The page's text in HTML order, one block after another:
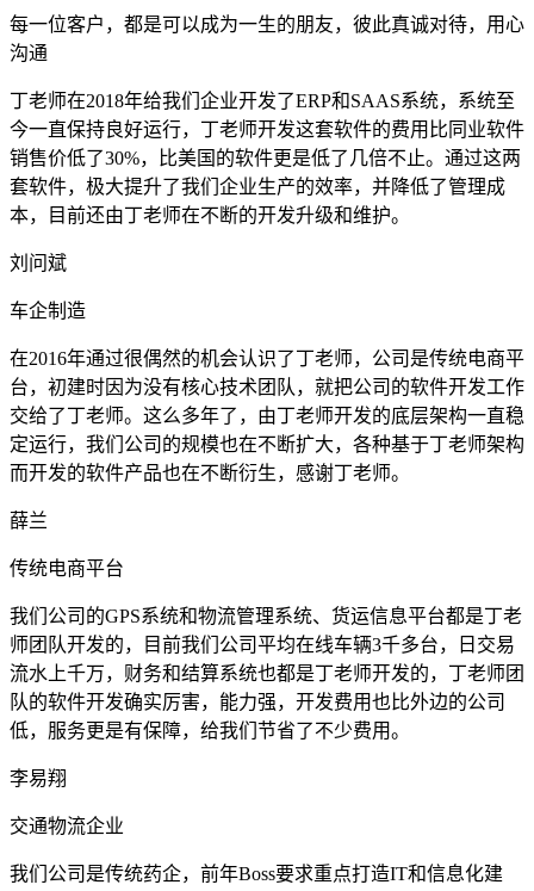
每一位客户，都是可以成为一生的朋友，彼此真诚对待，用心
沟通
丁老师在2018年给我们企业开发了ERP和SAAS系统，系统至
今一直保持良好运行，丁老师开发这套软件的费用比同业软件
销售价低了30%，比美国的软件更是低了几倍不止。通过这两
套软件，极大提升了我们企业生产的效率，并降低了管理成
本，目前还由丁老师在不断的开发升级和维护。
刘问斌
车企制造
在2016年通过很偶然的机会认识了丁老师，公司是传统电商平
台，初建时因为没有核心技术团队，就把公司的软件开发工作
交给了丁老师。这么多年了，由丁老师开发的底层架构一直稳
定运行，我们公司的规模也在不断扩大，各种基于丁老师架构
而开发的软件产品也在不断衍生，感谢丁老师。
薛兰
传统电商平台
我们公司的GPS系统和物流管理系统、货运信息平台都是丁老
师团队开发的，目前我们公司平均在线车辆3千多台，日交易
流水上千万，财务和结算系统也都是丁老师开发的，丁老师团
队的软件开发确实厉害，能力强，开发费用也比外边的公司
低，服务更是有保障，给我们节省了不少费用。
李易翔
交通物流企业
我们公司是传统药企，前年Boss要求重点打造IT和信息化建